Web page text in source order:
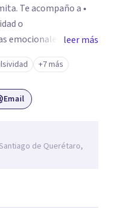
a •
o
emocionales y
pronto de lo que
Puedo ayudarte.
leer más
+7 más
Email
de Querétaro,